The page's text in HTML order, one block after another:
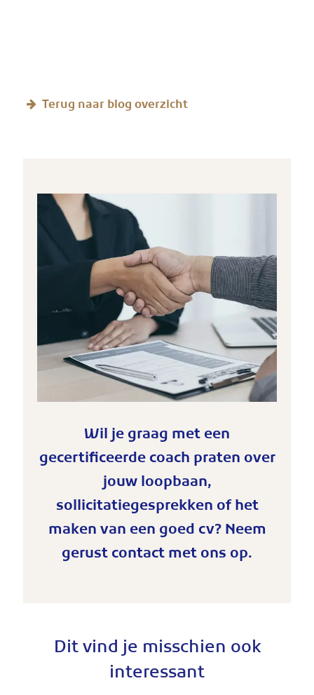
Terug naar blog overzicht
Wil je graag met een
gecertificeerde coach praten over
jouw loopbaan,
sollicitatiegesprekken of het
maken van een goed cv? Neem
gerust contact met ons op.
Dit vind je misschien ook
interessant